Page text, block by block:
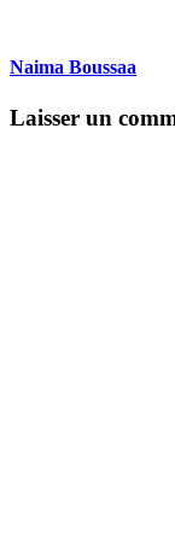
Naima Boussaa
Laisser un